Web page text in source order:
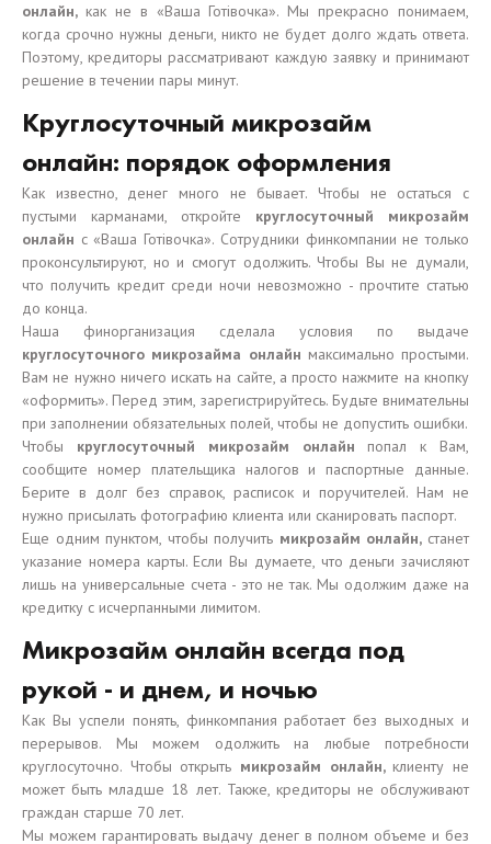
онлайн, как не в «Ваша Готівочка». Мы прекрасно понимаем,
когда срочно нужны деньги, никто не будет долго ждать ответа.
Поэтому, кредиторы рассматривают каждую заявку и принимают
решение в течении пары минут.
Круглосуточный микрозайм
онлайн: порядок оформления
Как известно, денег много не бывает. Чтобы не остаться с
пустыми карманами, откройте круглосуточный микрозайм
онлайн с «Ваша Готівочка». Сотрудники финкомпании не только
проконсультируют, но и смогут одолжить. Чтобы Вы не думали,
что получить кредит среди ночи невозможно - прочтите статью
до конца.
Наша финорганизация сделала условия по выдаче
круглосуточного микрозайма онлайн максимально простыми.
Вам не нужно ничего искать на сайте, а просто нажмите на кнопку
«оформить». Перед этим, зарегистрируйтесь. Будьте внимательны
при заполнении обязательных полей, чтобы не допустить ошибки.
Чтобы круглосуточный микрозайм онлайн попал к Вам,
сообщите номер плательщика налогов и паспортные данные.
Берите в долг без справок, расписок и поручителей. Нам не
нужно присылать фотографию клиента или сканировать паспорт.
Еще одним пунктом, чтобы получить микрозайм онлайн, станет
указание номера карты. Если Вы думаете, что деньги зачисляют
лишь на универсальные счета - это не так. Мы одолжим даже на
кредитку с исчерпанными лимитом.
Микрозайм онлайн всегда под
рукой - и днем, и ночью
Как Вы успели понять, финкомпания работает без выходных и
перерывов. Мы можем одолжить на любые потребности
круглосуточно. Чтобы открыть микрозайм онлайн, клиенту не
может быть младше 18 лет. Также, кредиторы не обслуживают
граждан старше 70 лет.
Мы можем гарантировать выдачу денег в полном объеме и без